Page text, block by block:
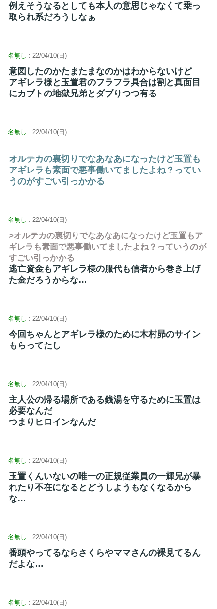
例えそうなるとしても本人の意思じゃなくて乗っ
取られ系だろうしなぁ
名無し : 22/04/10(日)
意図したのかたまたまなのかはわからないけど
アギレラ様と玉置君のフラフラ具合は割と真面目
にカブトの地獄兄弟とダブりつつ有る
名無し : 22/04/10(日)
オルテカの裏切りでなあなあになったけど玉置も
アギレラも素面で悪事働いてましたよね？ってい
うのがすごい引っかかる
名無し : 22/04/10(日)
>オルテカの裏切りでなあなあになったけど玉置もア
ギレラも素面で悪事働いてましたよね？っていうのが
すごい引っかかる
逃亡資金もアギレラ様の服代も信者から巻き上げ
た金だろうからな…
名無し : 22/04/10(日)
今回ちゃんとアギレラ様のために木村昴のサイン
もらってたし
名無し : 22/04/10(日)
主人公の帰る場所である銭湯を守るために玉置は
必要なんだ
つまりヒロインなんだ
名無し : 22/04/10(日)
玉置くんいないの唯一の正規従業員の一輝兄が暴
れたり不在になるとどうしようもなくなるから
な…
名無し : 22/04/10(日)
番頭やってるならさくらやママさんの裸見てるん
だよな…
名無し : 22/04/10(日)